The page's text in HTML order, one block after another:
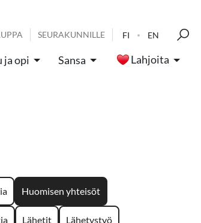
SEURAKUNNILLE FI EN
ja opi Sansa Lahjoita
Huomisen yhteisöt
Lähetit Lähetystyö